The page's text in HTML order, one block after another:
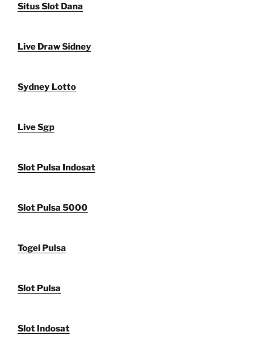
Situs Slot Dana
Live Draw Sidney
Sydney Lotto
Live Sgp
Slot Pulsa Indosat
Slot Pulsa 5000
Togel Pulsa
Slot Pulsa
Slot Indosat